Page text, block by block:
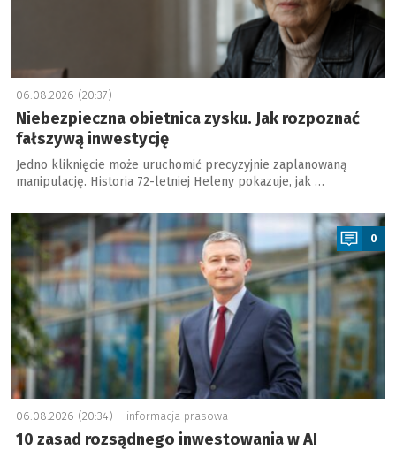
06.08.2026 (20:37)
Niebezpieczna obietnica zysku. Jak rozpoznać
fałszywą inwestycję
Jedno kliknięcie może uruchomić precyzyjnie zaplanowaną
manipulację. Historia 72-letniej Heleny pokazuje, jak …
a
0
06.08.2026 (20:34) – informacja prasowa
10 zasad rozsądnego inwestowania w AI